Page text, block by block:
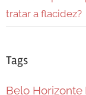
tratar a flacidez?
Tags
Belo Horizonte